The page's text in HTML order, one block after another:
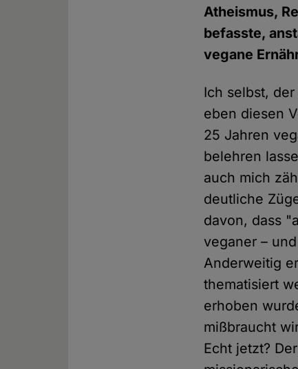
Atheismus,
befasste,
vegane
Ich selbst,
eben diesen
25 Jahren
belehren
auch mich
deutliche
davon, dass
veganer –
Anderweitig
thematisiert
erhoben
mißbraucht
Echt jetzt?